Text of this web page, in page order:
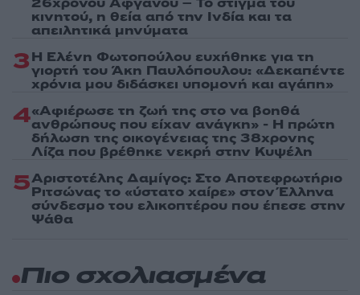
κινητού, η θεία από την Ινδία και τα
απειλητικά μηνύματα
3Η Ελένη Φωτοπούλου ευχήθηκε για τη
γιορτή του Άκη Παυλόπουλου: «Δεκαπέντε
χρόνια μου διδάσκει υπομονή και αγάπη»
4«Αφιέρωσε τη ζωή της στο να βοηθά
ανθρώπους που είχαν ανάγκη» - Η πρώτη
δήλωση της οικογένειας της 38χρονης
Λίζα που βρέθηκε νεκρή στην Κυψέλη
5Αριστοτέλης Δαμίγος: Στο Αποτεφρωτήριο
Ριτσώνας το «ύστατο χαίρε» στον Έλληνα
σύνδεσμο του ελικοπτέρου που έπεσε στην
Ψάθα
Πιο σχολιασμένα